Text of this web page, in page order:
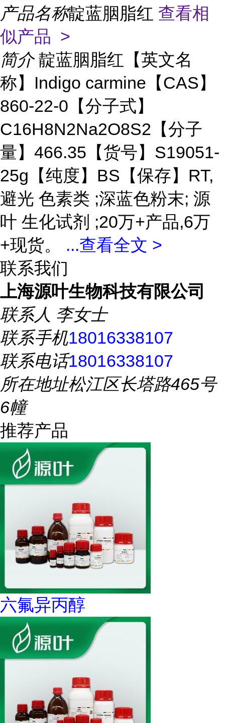
产品名称靛蓝胭脂红 查看相
似产品 >
简介 靛蓝胭脂红【英文名
称】Indigo carmine【CAS】
860-22-0【分子式】
C16H8N2Na2O8S2【分子
量】466.35【货号】S19051-
25g【纯度】BS【保存】RT,
避光 色素类 ;深蓝色粉末; 源
叶 生化试剂 ;20万+产品,6万
+现货。 ...查看全文 >
联系我们
上海源叶生物科技有限公司
联系人 李女士
联系手机18016338107
联系电话18016338107
所在地址松江区长塔路465号
6幢
推荐产品
六氟异丙醇